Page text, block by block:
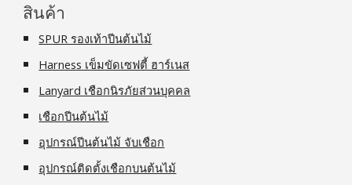
สินค้า
SPUR รองเท้าปีนต้นไม้
Harness เข็มขัดเซฟตี้ ฮาร์เนส
Lanyard เชือกนิรภัยส่วนบุคคล
เชือกปีนต้นไม้
อุปกรณ์ปีนต้นไม้ จับเชือก
อุปกรณ์ติดตั้งเชือกบนต้นไม้